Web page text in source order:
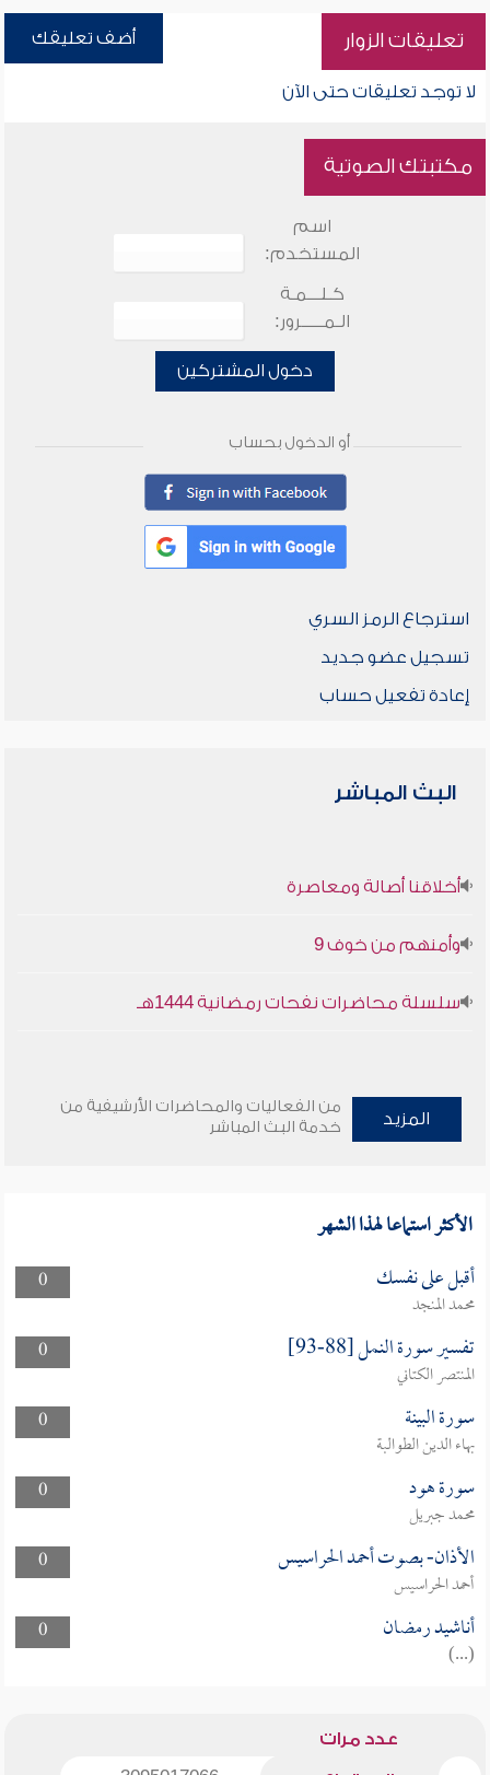
تعليقات الزوار أضف تعليقك
لا توجد تعليقات حتى الآن
مكتبتك الصوتية
اسم
المستخدم:
كـلـــمـة
الـمـــــرور:
دخول المشتركين
أو الدخول بحساب
استرجاع الرمز السري
تسجيل عضو جديد
إعادة تفعيل حساب
البث المباشر
أخلاقنا أصالة ومعاصرة
وأمنهم من خوف 9
سلسلة محاضرات نفحات رمضانية 1444هـ
المزيد
من الفعاليات والمحاضرات الأرشيفية من
خدمة البث المباشر
الأكثر استماعا لهذا الشهر
0 أقبل على نفسك
محمد المنجد
0
تفسير سورة النمل [88-93]
المنتصر الكتاني
0
سورة البينة
بهاء الدين الطوالبة
0
سورة هود
محمد جبريل
0
الأذان- بصوت أحمد الحراسيس
أحمد الحراسيس
0
أناشيد رمضان
(...)
عدد مرات